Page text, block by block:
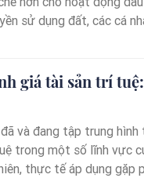
sử dụng đất, các cá
giá tài sản trí
và đang tập trung
trong một số lĩnh vực
thực tế áp dụng gặp